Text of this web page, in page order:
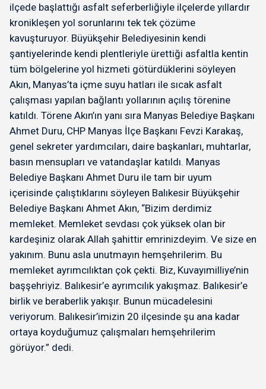
ilçede başlattığı asfalt seferberliğiyle ilçelerde yıllardır
kronikleşen yol sorunlarını tek tek çözüme
kavuşturuyor. Büyükşehir Belediyesinin kendi
şantiyelerinde kendi plentleriyle ürettiği asfaltla kentin
tüm bölgelerine yol hizmeti götürdüklerini söyleyen
Akın, Manyas’ta içme suyu hatları ile sıcak asfalt
çalışması yapılan bağlantı yollarının açılış törenine
katıldı. Törene Akın’ın yanı sıra Manyas Belediye Başkanı
Ahmet Duru, CHP Manyas İlçe Başkanı Fevzi Karakaş,
genel sekreter yardımcıları, daire başkanları, muhtarlar,
basın mensupları ve vatandaşlar katıldı. Manyas
Belediye Başkanı Ahmet Duru ile tam bir uyum
içerisinde çalıştıklarını söyleyen Balıkesir Büyükşehir
Belediye Başkanı Ahmet Akın, “Bizim derdimiz
memleket. Memleket sevdası çok yüksek olan bir
kardeşiniz olarak Allah şahittir emrinizdeyim. Ve size en
yakınım. Bunu asla unutmayın hemşehrilerim. Bu
memleket ayrımcılıktan çok çekti. Biz, Kuvayımilliye’nin
başşehriyiz. Balıkesir’e ayrımcılık yakışmaz. Balıkesir’e
birlik ve beraberlik yakışır. Bunun mücadelesini
veriyorum. Balıkesir’imizin 20 ilçesinde şu ana kadar
ortaya koyduğumuz çalışmaları hemşehrilerim
görüyor.” dedi.